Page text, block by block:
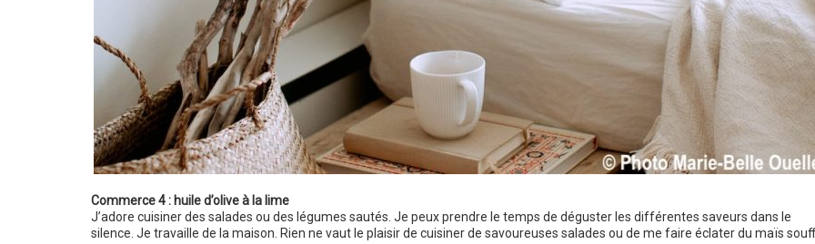
Commerce 4 : huile d’olive à la lime
J’adore cuisiner des salades ou des légumes sautés. Je peux prendre le temps de déguster les différentes saveurs dans le
silence. Je travaille de la maison. Rien ne vaut le plaisir de cuisiner de savoureuses salades ou de me faire éclater du maïs